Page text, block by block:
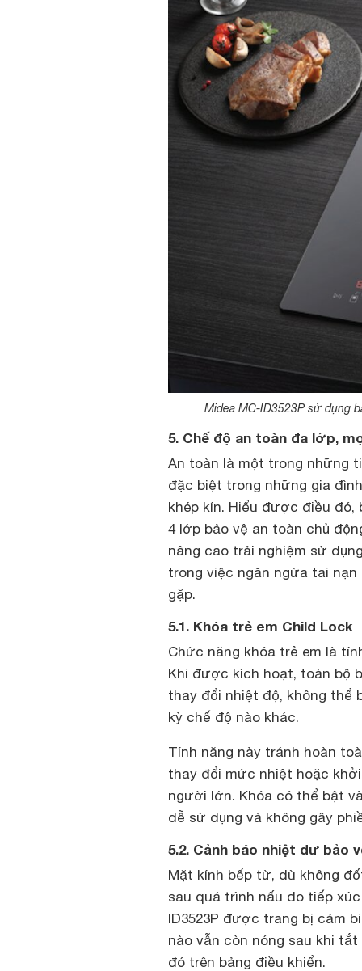
Midea MC-ID3523P sử dụng
5. Chế độ an toàn đa lớp,
An toàn là một trong những
đặc biệt trong những gia
khép kín. Hiểu được điều đó,
4 lớp bảo vệ an toàn chủ
nâng cao trải nghiệm sử
trong việc ngăn ngừa tai
gặp.
5.1. Khóa trẻ em Child Lock
Chức năng khóa trẻ em là
Khi được kích hoạt, toàn bộ
thay đổi nhiệt độ, không thể
kỳ chế độ nào khác.
Tính năng này tránh hoàn
thay đổi mức nhiệt hoặc
người lớn. Khóa có thể bật
dễ sử dụng và không gây
5.2. Cảnh báo nhiệt dư bảo
Mặt kính bếp từ, dù không
sau quá trình nấu do tiếp
ID3523P được trang bị cảm
nào vẫn còn nóng sau khi
đó trên bảng điều khiển.